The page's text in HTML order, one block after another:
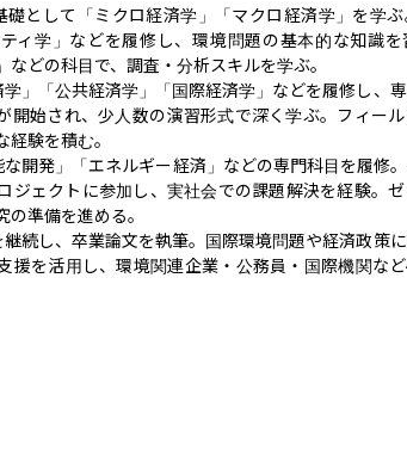
として「ミクロ経済学」「マクロ経済学」を学ぶ
ティ学」などを履修し、環境問題の基本的な知識
どの科目で、調査・分析スキルを学ぶ。
」「公共経済学」「国際経済学」などを履修し、
開始され、少人数の演習形式で深く学ぶ。フィー
験を積む。
開発」「エネルギー経済」などの専門科目を履修
ジェクトに参加し、実社会での課題解決を経験。
準備を進める。
続し、卒業論文を執筆。国際環境問題や経済政策
援を活用し、環境関連企業・公務員・国際機関な